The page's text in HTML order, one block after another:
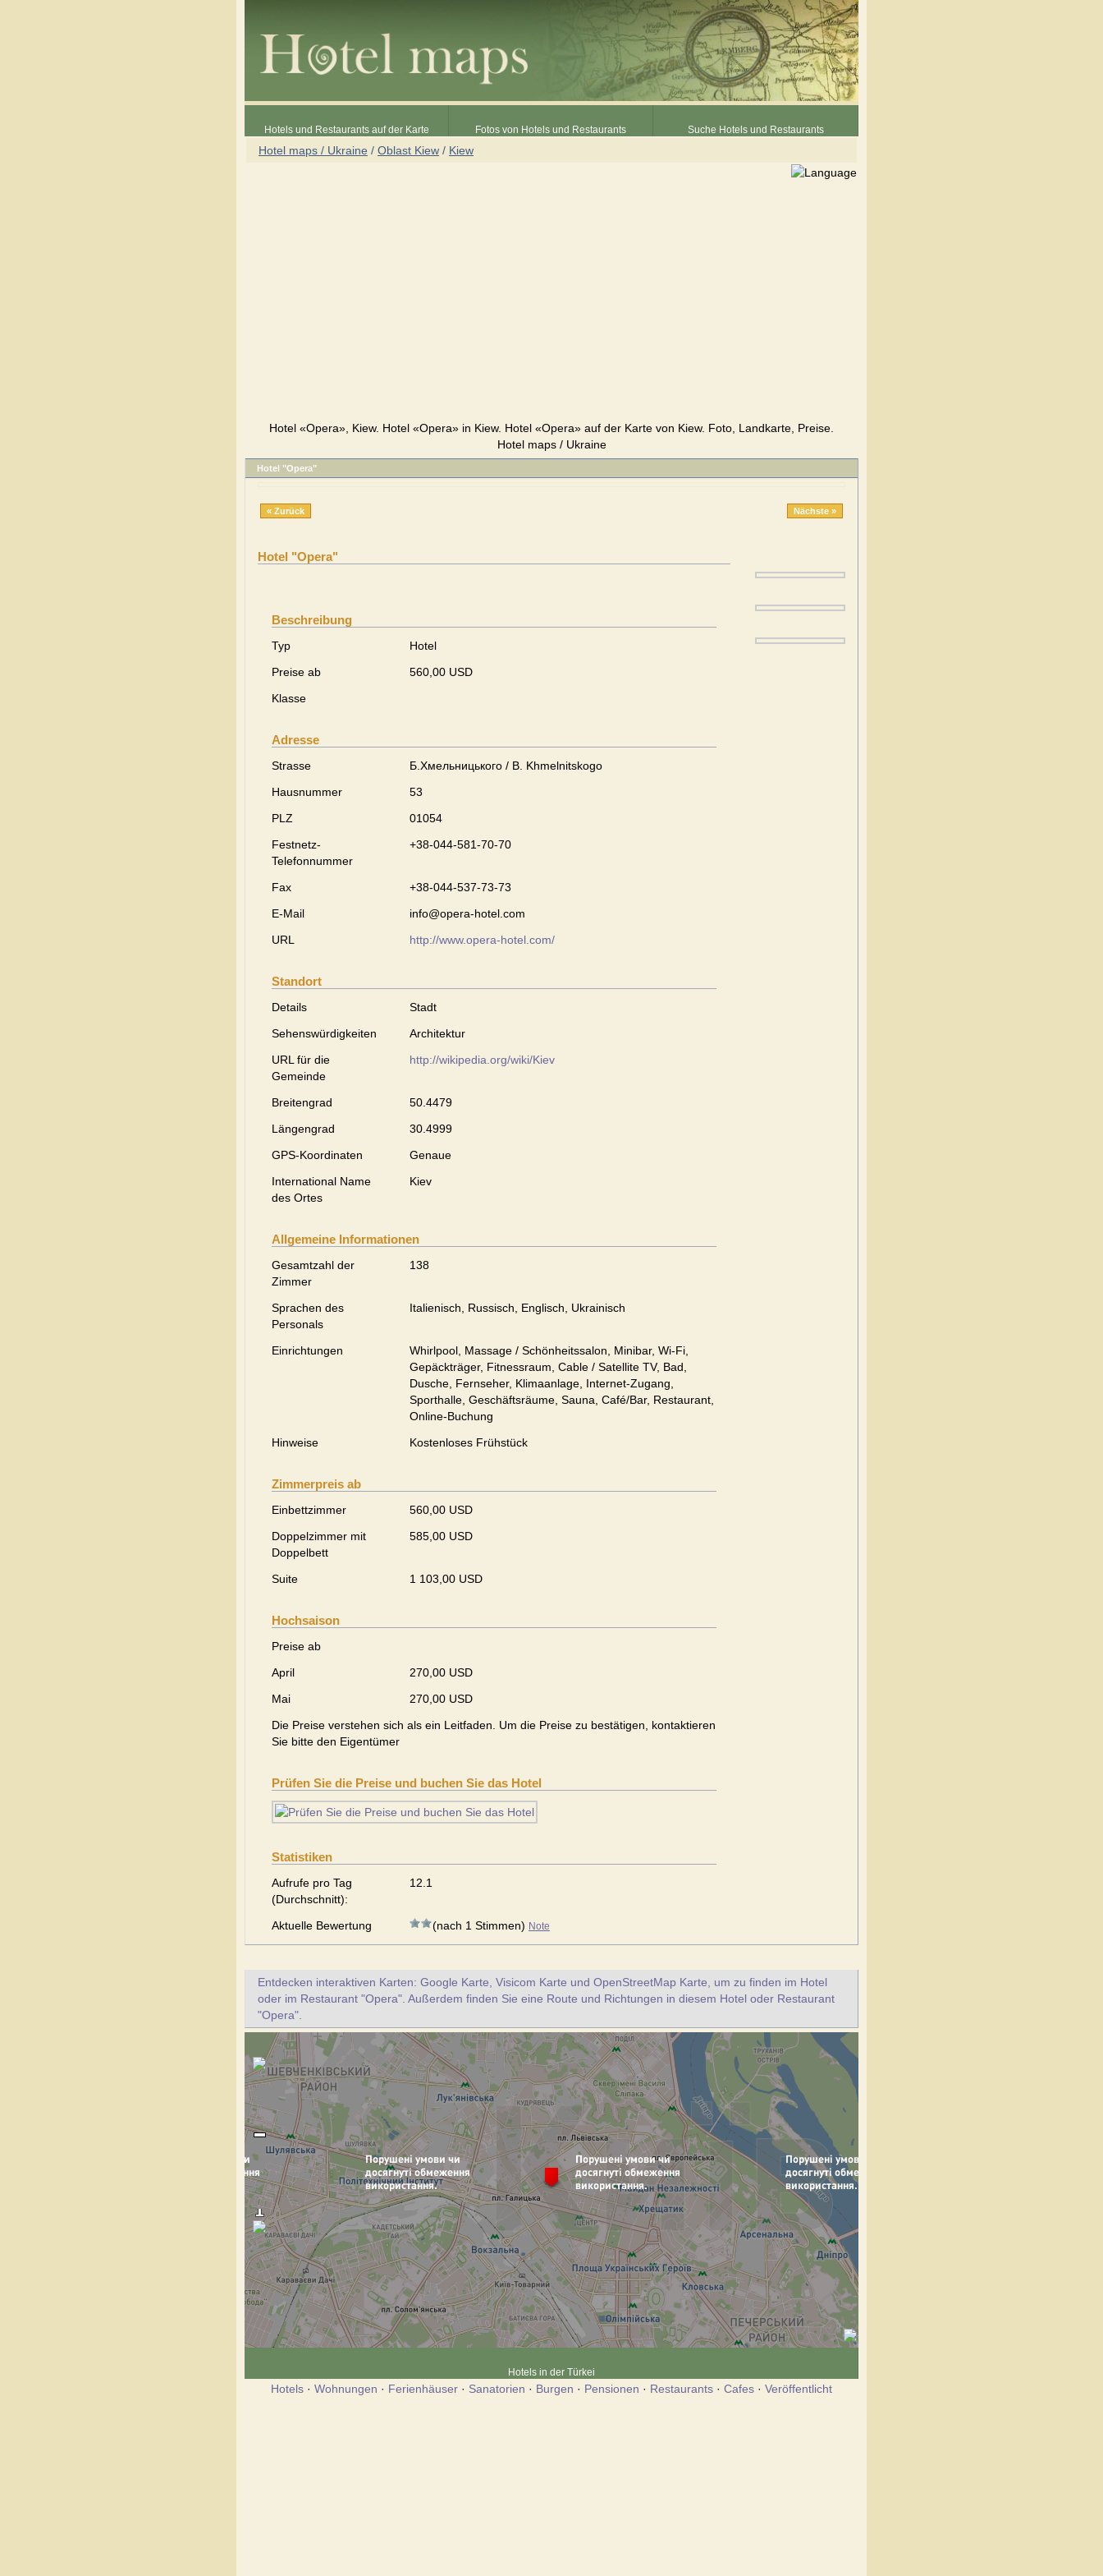
Hotels und Restaurants auf der Karte Fotos von Hotels und Restaurants Suche Hotels und Restaurants
Hotel maps / Ukraine / Oblast Kiew / Kiew
Hotel «Opera», Kiew. Hotel «Opera» in Kiew. Hotel «Opera» auf der Karte von Kiew. Foto, Landkarte, Preise.
Hotel maps / Ukraine
Hotel "Opera"
« Zurück Nächste »
Hotel "Opera"
Beschreibung
Typ
Hotel
Preise ab
560,00 USD
Klasse
Adresse
Strasse
Б.Хмельницького / B. Khmelnitskogo
Hausnummer
53
PLZ
01054
Festnetz-
Telefonnummer
+38-044-581-70-70
Fax
+38-044-537-73-73
E-Mail
info@opera-hotel.com
URL
http://www.opera-hotel.com/
Standort
Details
Stadt
Sehenswürdigkeiten
Architektur
URL für die
Gemeinde
http://wikipedia.org/wiki/Kiev
Breitengrad
50.4479
Längengrad
30.4999
GPS-Koordinaten
Genaue
International Name
des Ortes
Kiev
Allgemeine Informationen
Gesamtzahl der
Zimmer
138
Sprachen des
Personals
Italienisch, Russisch, Englisch, Ukrainisch
Einrichtungen
Whirlpool, Massage / Schönheitssalon, Minibar, Wi-Fi,
Gepäckträger, Fitnessraum, Cable / Satellite TV, Bad,
Dusche, Fernseher, Klimaanlage, Internet-Zugang,
Sporthalle, Geschäftsräume, Sauna, Café/Bar, Restaurant,
Online-Buchung
Hinweise
Kostenloses Frühstück
Zimmerpreis ab
Einbettzimmer
560,00 USD
Doppelzimmer mit
Doppelbett
585,00 USD
Suite 1 103,00 USD
Hochsaison
Preise ab
April
270,00 USD
Mai
270,00 USD
Die Preise verstehen sich als ein Leitfaden. Um die Preise zu bestätigen, kontaktieren
Sie bitte den Eigentümer
Prüfen Sie die Preise und buchen Sie das Hotel
Statistiken
Aufrufe pro Tag
(Durchschnitt):
12.1
Aktuelle Bewertung (nach 1 Stimmen) Note
Entdecken interaktiven Karten: Google Karte, Visicom Karte und OpenStreetMap Karte, um zu finden im Hotel
oder im Restaurant "Opera". Außerdem finden Sie eine Route und Richtungen in diesem Hotel oder Restaurant
"Opera".
Hotels in der Türkei
Hotels · Wohnungen · Ferienhäuser · Sanatorien · Burgen · Pensionen · Restaurants · Cafes · Veröffentlicht